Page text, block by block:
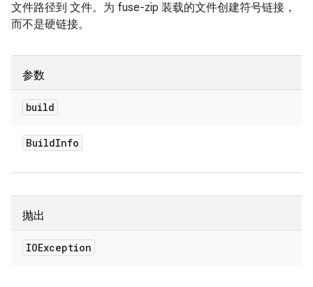
文件路径到 文件。为 fuse-zip 装载的文件创建符号链接，
而不是硬链接。
参数
build
BuildInfo
抛出
IOException